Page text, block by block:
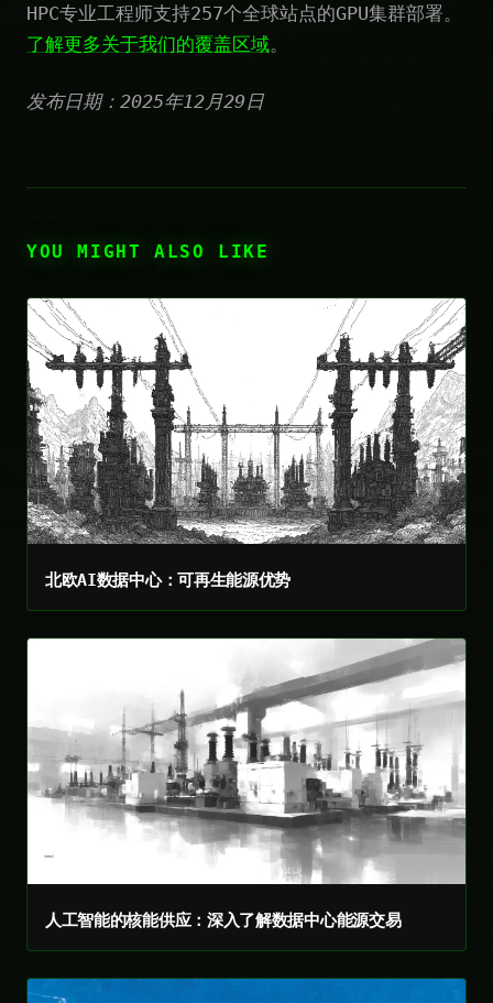
HPC专业工程师支持257个全球站点的GPU集群部署。
了解更多关于我们的覆盖区域。
发布日期：2025年12月29日
YOU MIGHT ALSO LIKE
北欧AI数据中心：可再生能源优势
人工智能的核能供应：深入了解数据中心能源交易